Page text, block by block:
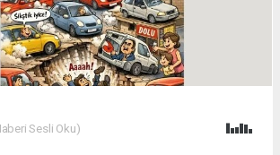
Sesli Oku)